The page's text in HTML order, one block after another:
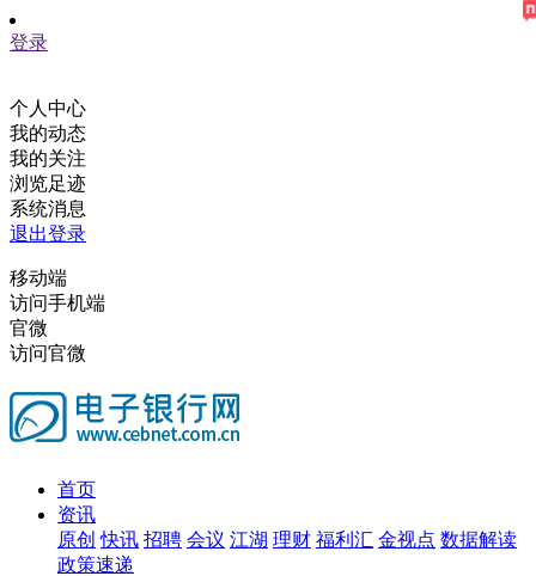
登录
个人中心
我的动态
我的关注
浏览足迹
系统消息
退出登录
移动端
访问手机端
官微
访问官微
首页
资讯
原创 快讯 招聘 会议 江湖 理财 福利汇 金视点 数据解读
政策速递